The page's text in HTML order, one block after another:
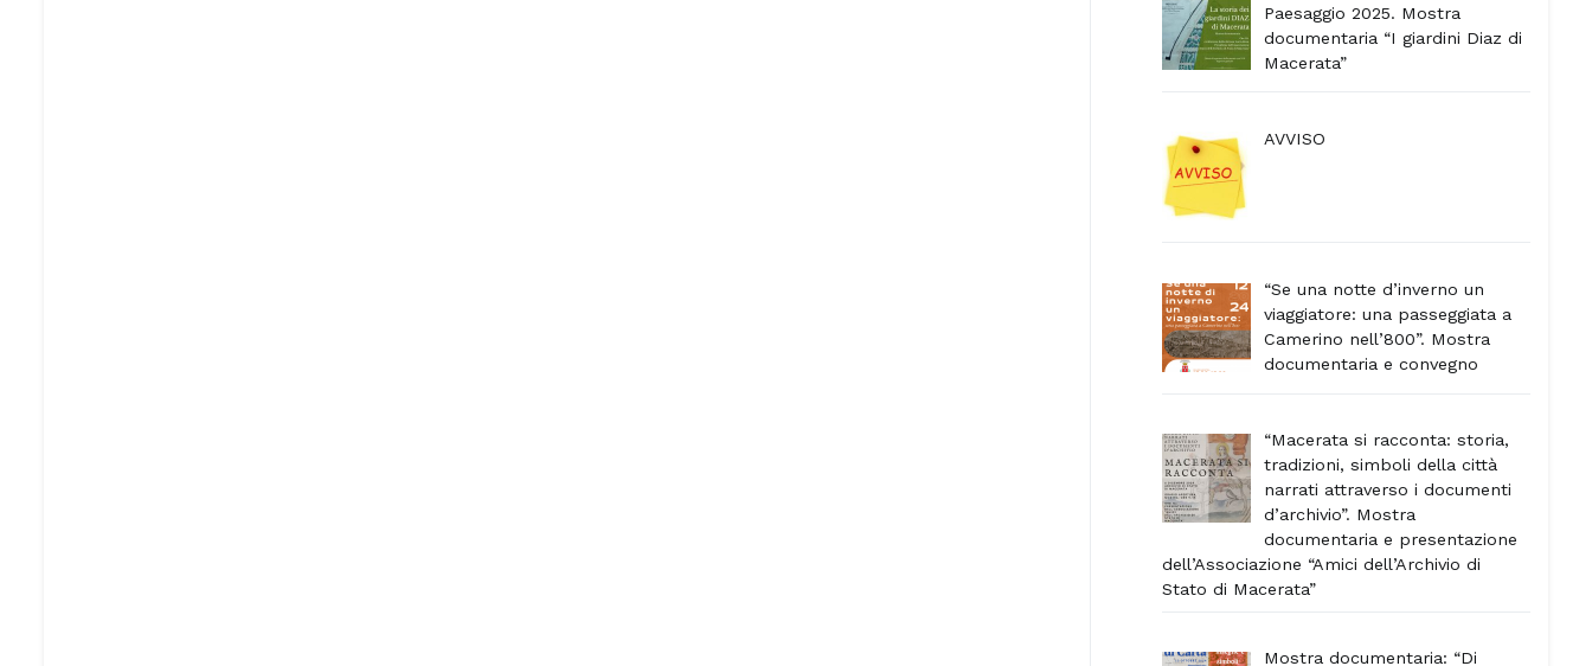
Paesaggio 2025. Mostra
documentaria “I giardini Diaz di
Macerata”
AVVISO
“Se una notte d’inverno un
viaggiatore: una passeggiata a
Camerino nell’800”. Mostra
documentaria e convegno
“Macerata si racconta: storia,
tradizioni, simboli della città
narrati attraverso i documenti
d’archivio”. Mostra
documentaria e presentazione
dell’Associazione “Amici dell’Archivio di
Stato di Macerata”
Mostra documentaria: “Di